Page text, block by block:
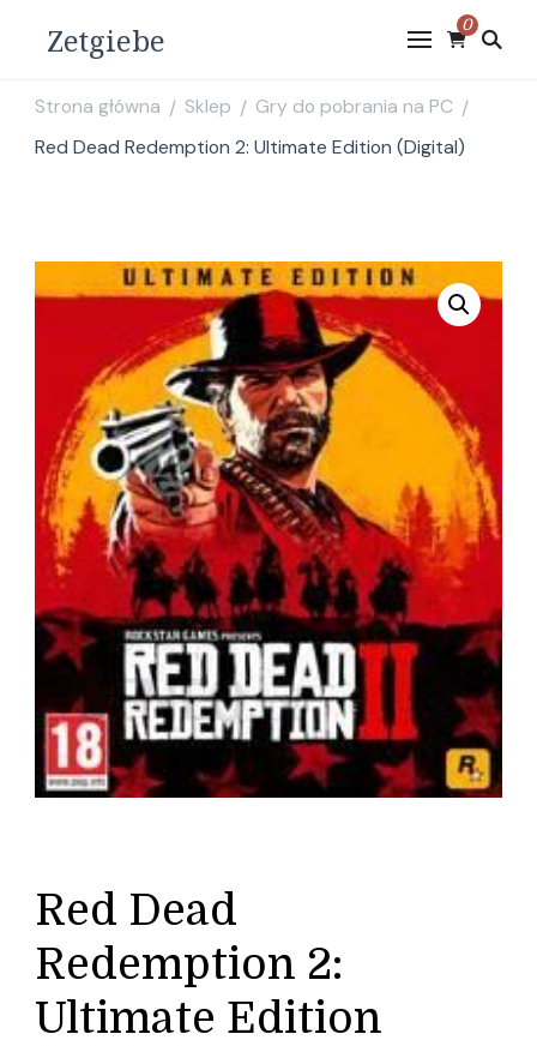
Zetgiebe 0
Strona główna / Sklep / Gry do pobrania na PC /
Red Dead Redemption 2: Ultimate Edition (Digital)
Red Dead
Redemption 2:
Ultimate Edition